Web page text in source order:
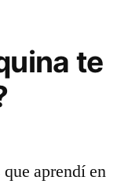
te
aprendí en